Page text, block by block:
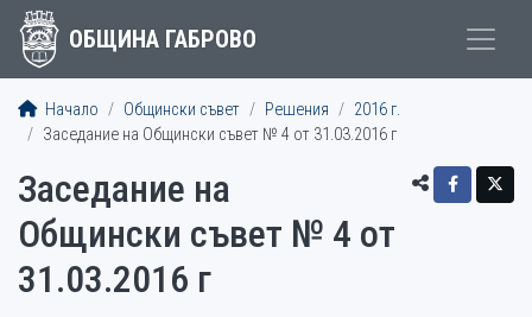
ОБЩИНА ГАБРОВО
Начало Общински съвет Решения
2016 г.
Заседание на Общински съвет № 4 от 31.03.2016 г
Заседание на
Общински съвет № 4 от
31.03.2016 г